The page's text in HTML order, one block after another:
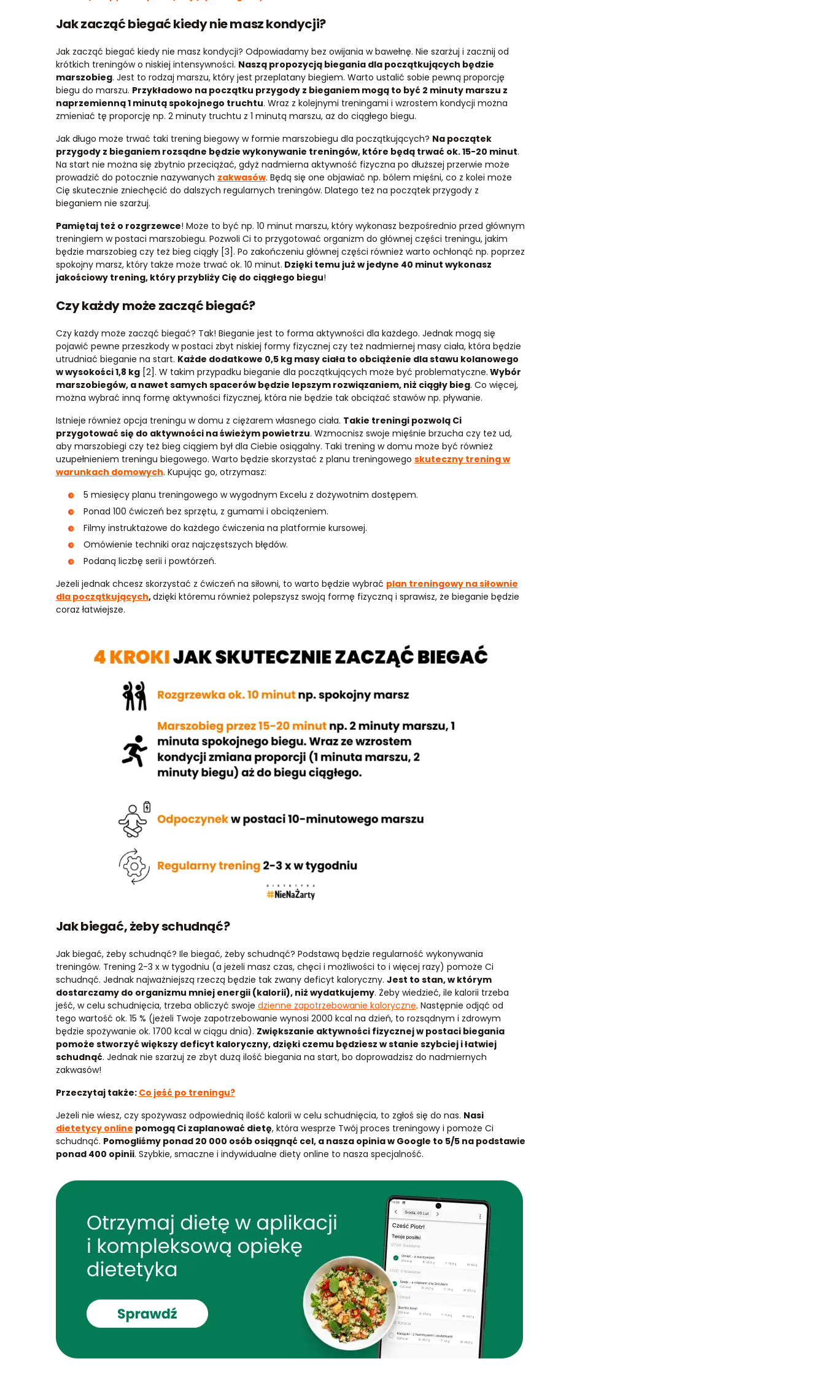
Jak zacząć biegać kiedy nie masz kondycji?
Jak zacząć biegać kiedy nie masz kondycji? Odpowiadamy bez owijania w bawełnę. Nie szarżuj i zacznij od
krótkich treningów o niskiej intensywności. Naszą propozycją biegania dla początkujących będzie
marszobieg. Jest to rodzaj marszu, który jest przeplatany biegiem. Warto ustalić sobie pewną proporcję
biegu do marszu. Przykładowo na początku przygody z bieganiem mogą to być 2 minuty marszu z
naprzemienną 1 minutą spokojnego truchtu. Wraz z kolejnymi treningami i wzrostem kondycji można
zmieniać tę proporcję np. 2 minuty truchtu z 1 minutą marszu, aż do ciągłego biegu.
Jak długo może trwać taki trening biegowy w formie marszobiegu dla początkujących? Na początek
przygody z bieganiem rozsądne będzie wykonywanie treningów, które będą trwać ok. 15-20 minut.
Na start nie można się zbytnio przeciążać, gdyż nadmierna aktywność fizyczna po dłuższej przerwie może
prowadzić do potocznie nazywanych zakwasów. Będą się one objawiać np. bólem mięśni, co z kolei może
Cię skutecznie zniechęcić do dalszych regularnych treningów. Dlatego też na początek przygody z
bieganiem nie szarżuj.
Pamiętaj też o rozgrzewce! Może to być np. 10 minut marszu, który wykonasz bezpośrednio przed głównym
treningiem w postaci marszobiegu. Pozwoli Ci to przygotować organizm do głównej części treningu, jakim
będzie marszobieg czy też bieg ciągły [3]. Po zakończeniu głównej części również warto ochłonąć np. poprzez
spokojny marsz, który także może trwać ok. 10 minut. Dzięki temu już w jedyne 40 minut wykonasz
jakościowy trening, który przybliży Cię do ciągłego biegu!
Czy każdy może zacząć biegać?
Czy każdy może zacząć biegać? Tak! Bieganie jest to forma aktywności dla każdego. Jednak mogą się
pojawić pewne przeszkody w postaci zbyt niskiej formy fizycznej czy też nadmiernej masy ciała, która będzie
utrudniać bieganie na start. Każde dodatkowe 0,5 kg masy ciała to obciążenie dla stawu kolanowego
w wysokości 1,8 kg[2]. W takim przypadku bieganie dla początkujących może być problematyczne. Wybór
marszobiegów, a nawet samych spacerów będzie lepszym rozwiązaniem, niż ciągły bieg. Co więcej,
można wybrać inną formę aktywności fizycznej, która nie będzie tak obciążać stawów np. pływanie.
Istnieje również opcja treningu w domu z ciężarem własnego ciała. Takie treningi pozwolą Ci
przygotować się do aktywności na świeżym powietrzu. Wzmocnisz swoje mięśnie brzucha czy też ud,
aby marszobiegi czy też bieg ciągiem był dla Ciebie osiągalny. Taki trening w domu może być również
uzupełnieniem treningu biegowego. Warto będzie skorzystać z planu treningowego skuteczny trening w
warunkach domowych. Kupując go, otrzymasz:
5 miesięcy planu treningowego w wygodnym Excelu z dożywotnim dostępem.
Ponad 100 ćwiczeń bez sprzętu, z gumami i obciążeniem.
Filmy instruktażowe do każdego ćwiczenia na platformie kursowej.
Omówienie techniki oraz najczęstszych błędów.
Podaną liczbę serii i powtórzeń.
Jeżeli jednak chcesz skorzystać z ćwiczeń na siłowni, to warto będzie wybrać plan treningowy na siłownie
dla początkujących,dzięki któremu również polepszysz swoją formę fizyczną i sprawisz, że bieganie będzie
coraz łatwiejsze.
Jak biegać, żeby schudnąć?
Jak biegać, żeby schudnąć? Ile biegać, żeby schudnąć? Podstawą będzie regularność wykonywania
treningów. Trening 2-3 x w tygodniu (a jeżeli masz czas, chęci i możliwości to i więcej razy) pomoże Ci
schudnąć. Jednak najważniejszą rzeczą będzie tak zwany deficyt kaloryczny. Jest to stan, w którym
dostarczamy do organizmu mniej energii (kalorii), niż wydatkujemy. Żeby wiedzieć, ile kalorii trzeba
jeść, w celu schudnięcia, trzeba obliczyć swoje dzienne zapotrzebowanie kaloryczne. Następnie odjąć od
tego wartość ok. 15 % (jeżeli Twoje zapotrzebowanie wynosi 2000 kcal na dzień, to rozsądnym i zdrowym
będzie spożywanie ok. 1700 kcal w ciągu dnia). Zwiększanie aktywności fizycznej w postaci biegania
pomoże stworzyć większy deficyt kaloryczny, dzięki czemu będziesz w stanie szybciej i łatwiej
schudnąć. Jednak nie szarżuj ze zbyt dużą ilość biegania na start, bo doprowadzisz do nadmiernych
zakwasów!
Przeczytaj także: Co jeść po treningu?
Jeżeli nie wiesz, czy spożywasz odpowiednią ilość kalorii w celu schudnięcia, to zgłoś się do nas. Nasi
dietetycy online pomogą Ci zaplanować dietę, która wesprze Twój proces treningowy i pomoże Ci
schudnąć. Pomogliśmy ponad 20 000 osób osiągnąć cel, a nasza opinia w Google to 5/5 na podstawie
ponad 400 opinii. Szybkie, smaczne i indywidualne diety online to nasza specjalność.